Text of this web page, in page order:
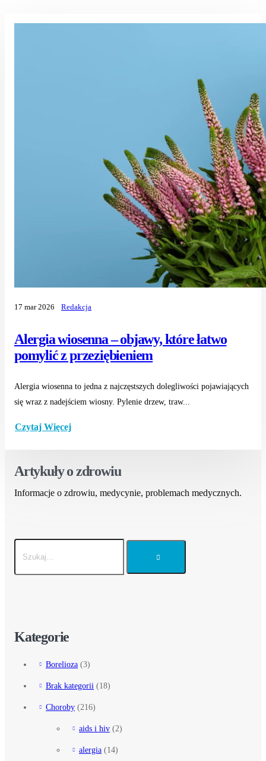
Alergia wiosenna – objawy, które łatwo
pomylić z przeziębieniem
17 mar 2026 Redakcja
Alergia wiosenna to jedna z najczęstszych dolegliwości pojawiających
się wraz z nadejściem wiosny. Pylenie drzew, traw...
Czytaj Więcej
Artykuły o zdrowiu
Informacje o zdrowiu, medycynie, problemach medycznych.
Kategorie
Borelioza (3)
Brak kategorii (18)
Choroby (216)
aids i hiv (2)
alergia (14)